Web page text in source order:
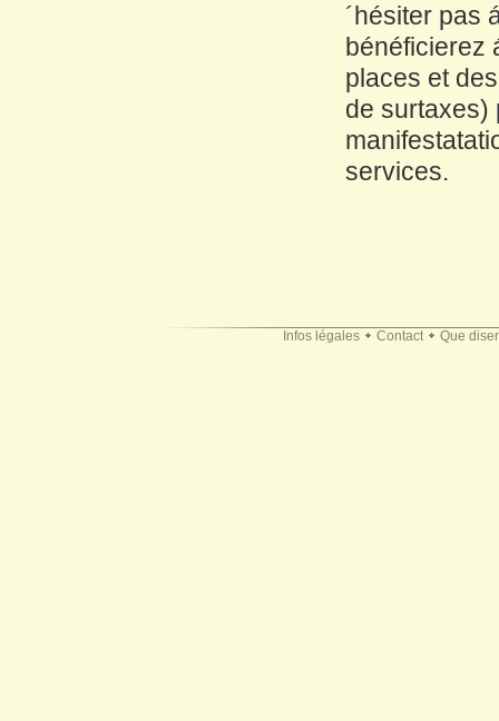
´hésiter pas
bénéficierez
places et
de surtaxes)
services.
Infos légales Contact Que